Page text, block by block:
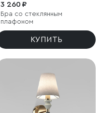
3 260 ₽
Бра со стеклянным
плафоном
КУПИТЬ